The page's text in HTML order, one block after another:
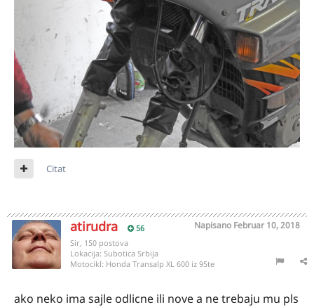
Citat
atirudra 56 Napisano Februar 10, 2018
Sir, 150 postova
Lokacija: Subotica Srbija
Motocikl: Honda Transalp XL 600 iz 95te
ako neko ima sajle odlicne ili nove a ne trebaju mu pls